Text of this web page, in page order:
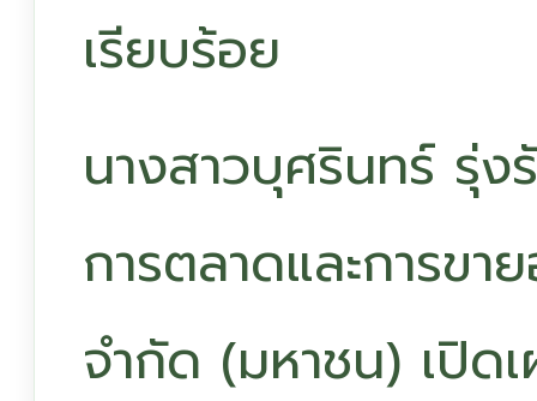
เรียบร้อย
นางสาวบุศรินทร์ รุ่
การตลาดและการข
จำกัด (มหาชน) เปิด